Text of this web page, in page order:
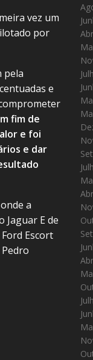
vez um
por
pela
e
fim de
e foi
e dar
a
Jaguar E de
Escort